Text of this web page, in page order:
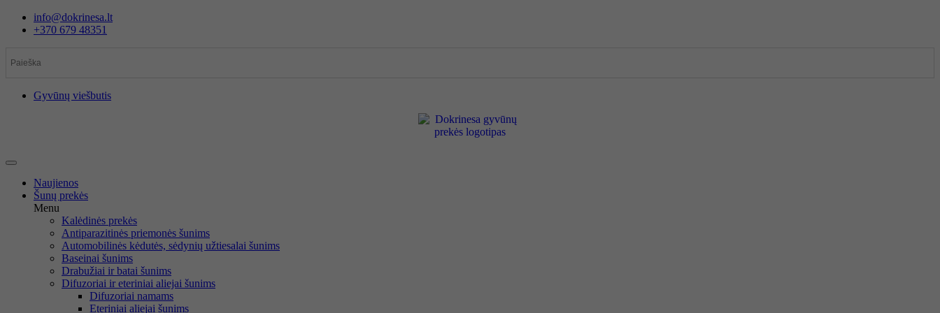
info@dokrinesa.lt
+370 679 48351
Gyvūnų viešbutis
Naujienos
Šunų prekės
Menu
Kalėdinės prekės
Antiparazitinės priemonės šunims
Automobilinės kėdutės, sėdynių užtiesalai šunims
Baseinai šunims
Drabužiai ir batai šunims
Difuzoriai ir eteriniai aliejai šunims
Difuzoriai namams
Eteriniai aliejai šunims